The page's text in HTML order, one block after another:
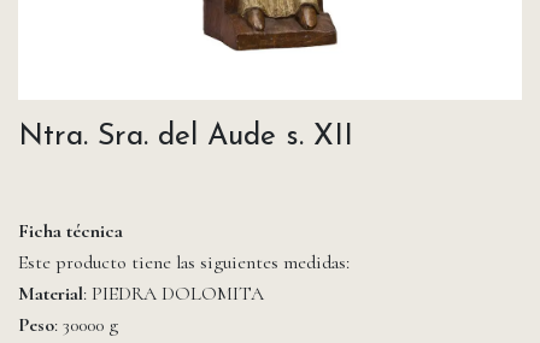
Ntra. Sra. del Aude s. XII
Ficha técnica
Este producto tiene las siguientes medidas:
Material: PIEDRA DOLOMITA
Peso: 30000 g